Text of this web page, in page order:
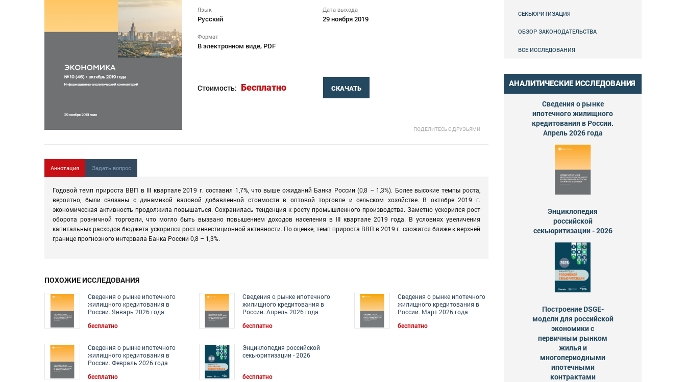
Язык
Русский
Дата выхода
29 ноября 2019
Формат
В электронном виде, PDF
Стоимость: Бесплатно СКАЧАТЬ
ПОДЕЛИТЕСЬ С ДРУЗЬЯМИ
Аннотация Задать вопрос
Годовой темп прироста ВВП в III квартале 2019 г. составил 1,7%, что выше ожиданий Банка России (0,8 – 1,3%). Более высокие темпы роста,
вероятно, были связаны с динамикой валовой добавленной стоимости в оптовой торговле и сельском хозяйстве. В октябре 2019 г.
экономическая активность продолжила повышаться. Сохранилась тенденция к росту промышленного производства. Заметно ускорился рост
оборота розничной торговли, что могло быть вызвано повышением доходов населения в III квартале 2019 года. В условиях увеличения
капитальных расходов бюджета ускорился рост инвестиционной активности. По оценке, темп прироста ВВП в 2019 г. сложится ближе к верхней
границе прогнозного интервала Банка России 0,8 – 1,3%.
ПОХОЖИЕ ИССЛЕДОВАНИЯ
Сведения о рынке ипотечного
жилищного кредитования в
России. Январь 2026 года
бесплатно
Сведения о рынке ипотечного
жилищного кредитования в
России. Апрель 2026 года
бесплатно
Сведения о рынке ипотечного
жилищного кредитования в
России. Март 2026 года
бесплатно
Сведения о рынке ипотечного
жилищного кредитования в
России. Февраль 2026 года
бесплатно
Энциклопедия российской
секьюритизации - 2026
бесплатно
СЕКЬЮРИТИЗАЦИЯ
ОБЗОР ЗАКОНОДАТЕЛЬСТВА
ВСЕ ИССЛЕДОВАНИЯ
АНАЛИТИЧЕСКИЕ ИССЛЕДОВАНИЯ
Сведения о рынке
ипотечного жилищного
кредитования в России.
Апрель 2026 года
Энциклопедия
российской
секьюритизации - 2026
Построение DSGE-
модели для российской
экономики с
первичным рынком
жилья и
многопериодными
ипотечными
контрактами